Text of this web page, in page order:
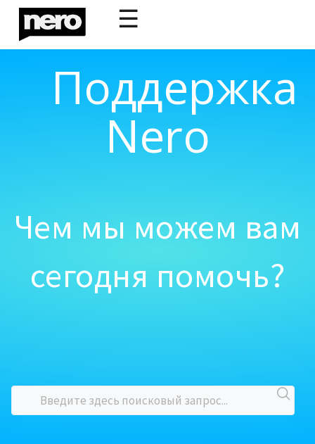
☰
Поддержка
Nero
Чем мы можем вам
сегодня помочь?